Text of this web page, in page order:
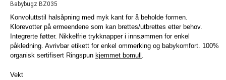
Babybugz BZ035
Konvoluttstil halsåpning med myk kant for å beholde formen.
Klorevotter på ermeendene som kan brettes/utbrettes etter behov.
Integrerte føtter. Nikkelfrie trykknapper i innsømmen for enkel
påkledning. Avrivbar etikett for enkel ommerking og babykomfort. 100%
organisk sertifisert Ringspun kjemmet bomull .
Vekt